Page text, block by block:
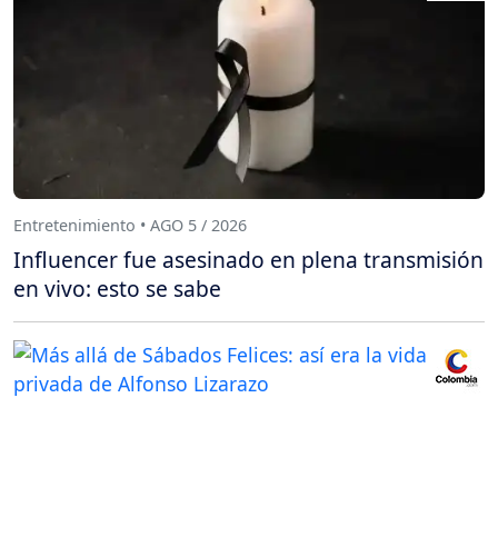
Entretenimiento • AGO 5 / 2026
Influencer fue asesinado en plena transmisión
en vivo: esto se sabe